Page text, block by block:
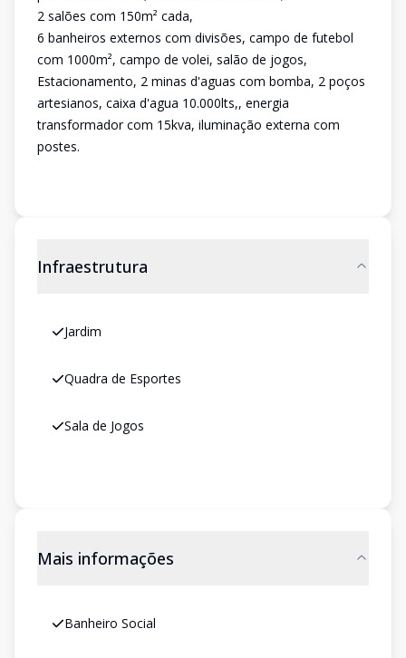
2 salões com 150m² cada,
6 banheiros externos com divisões, campo de futebol
com 1000m², campo de volei, salão de jogos,
Estacionamento, 2 minas d'aguas com bomba, 2 poços
artesianos, caixa d'agua 10.000lts,, energia
transformador com 15kva, iluminação externa com
postes.
Infraestrutura
Jardim
Quadra de Esportes
Sala de Jogos
Mais informações
Banheiro Social